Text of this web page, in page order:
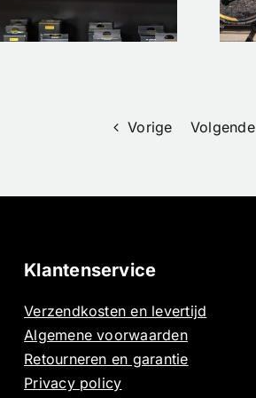
Vorige Volgende
Oiz XL
Klantenservice
Verzendkosten en levertijd
Algemene voorwaarden
Retourneren en garantie
Privacy policy